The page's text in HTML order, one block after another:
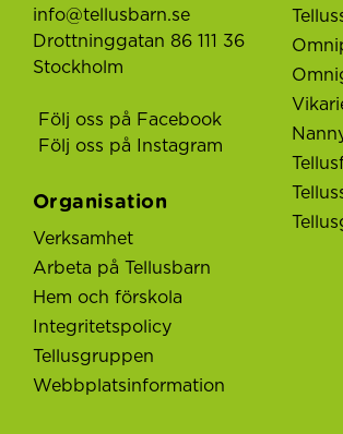
info@tellusbarn.se
Drottninggatan 86 111 36
Stockholm
Följ oss på Facebook
Följ oss på Instagram
Organisation
Verksamhet
Arbeta på Tellusbarn
Hem och förskola
Integritetspolicy
Tellusgruppen
Webbplatsinformation